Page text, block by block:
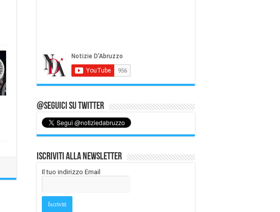
@Seguici su Twitter
Iscriviti alla Newsletter
Il tuo indirizzo Email